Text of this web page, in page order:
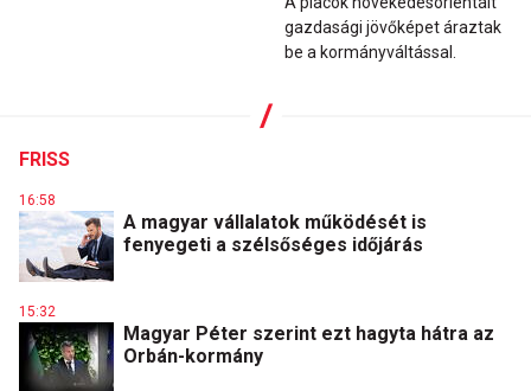
gazdasági jövőképet áraztak
be a kormányváltással.
FRISS
16:58
A magyar vállalatok működését is
fenyegeti a szélsőséges időjárás
15:32
Magyar Péter szerint ezt hagyta hátra az
Orbán-kormány